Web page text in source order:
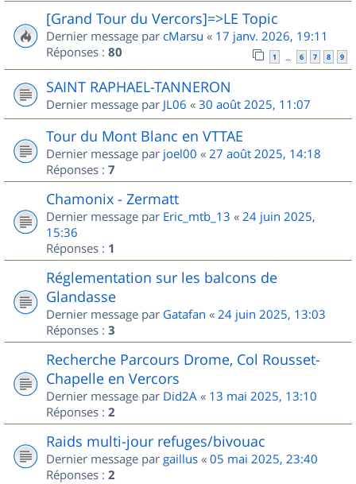
[Grand Tour du Vercors]=>LE Topic
Dernier message par cMarsu « 17 janv. 2026, 19:11
Réponses : 80 1 … 6 7 8 9
SAINT RAPHAEL-TANNERON
Dernier message par JL06 « 30 août 2025, 11:07
Tour du Mont Blanc en VTTAE
Dernier message par joel00 « 27 août 2025, 14:18
Réponses : 7
Chamonix - Zermatt
Dernier message par Eric_mtb_13 « 24 juin 2025,
15:36
Réponses : 1
Réglementation sur les balcons de
Glandasse
Dernier message par Gatafan « 24 juin 2025, 13:03
Réponses : 3
Recherche Parcours Drome, Col Rousset-
Chapelle en Vercors
Dernier message par Did2A « 13 mai 2025, 13:10
Réponses : 2
Raids multi-jour refuges/bivouac
Dernier message par gaillus « 05 mai 2025, 23:40
Réponses : 2